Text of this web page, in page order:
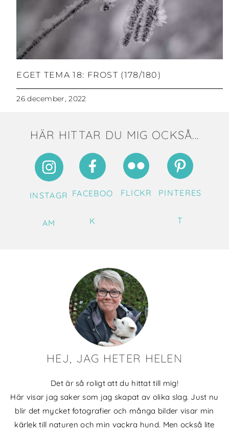
EGET TEMA 18: FROST (178/180)
26 december, 2022
HÄR HITTAR DU MIG OCKSÅ...
INSTAGR
AM
FACEBOO
K
FLICKR PINTERES
T
HEJ, JAG HETER HELEN
Det är så roligt att du hittat till mig!
Här visar jag saker som jag skapat av olika slag. Just nu
blir det mycket fotografier och många bilder visar min
kärlek till naturen och min vackra hund. Men också lite